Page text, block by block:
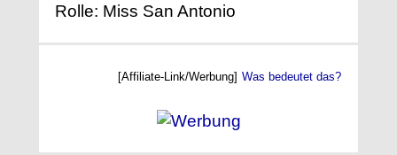
Rolle: Miss San Antonio
[Affiliate-Link/Werbung] Was bedeutet das?